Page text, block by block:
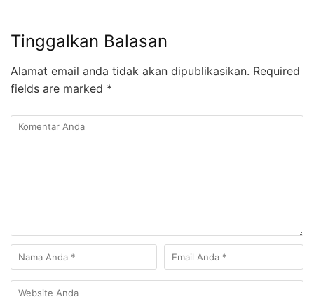
Tinggalkan Balasan
Alamat email anda tidak akan dipublikasikan. Required
fields are marked *